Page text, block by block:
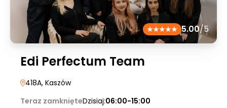
5.00/5
Edi Perfectum Team
418A, Kaszów
Teraz zamknięteDzisiaj:06:00-15:00